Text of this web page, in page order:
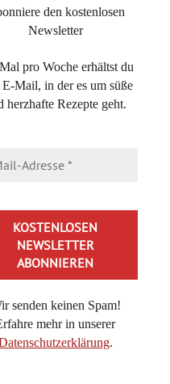
den kostenlosen
Newsletter
pro Woche erhältst du
E-Mail, in der es um süße
herzhafte Rezepte geht.
senden keinen Spam!
mehr in unserer
.
Käufen. Das
per Klick über diese Seite
dich aber nicht!